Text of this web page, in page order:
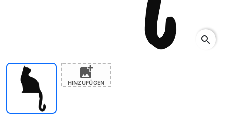
search
add_photo_alternate
HINZUFÜGEN